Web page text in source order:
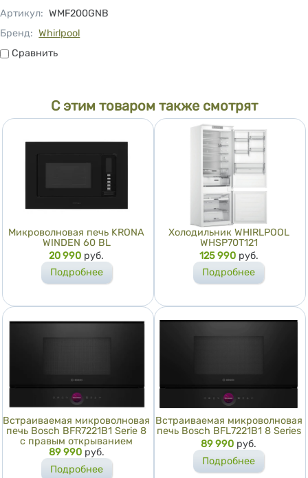
Артикул: WMF200GNB
Бренд: Whirlpool
СравнитьСравнить
С этим товаром также смотрят
Микроволновая печь KRONA
WINDEN 60 BL
Цена
20 990 руб.
Подробнее
Холодильник WHIRLPOOL
WHSP70T121
Цена
125 990 руб.
Подробнее
Встраиваемая микроволновая
печь Bosch BFR7221B1 Serie 8
с правым открыванием
Цена
89 990 руб.
Подробнее
Встраиваемая микроволновая
печь Bosch BFL7221B1 8 Series
Цена
89 990 руб.
Подробнее